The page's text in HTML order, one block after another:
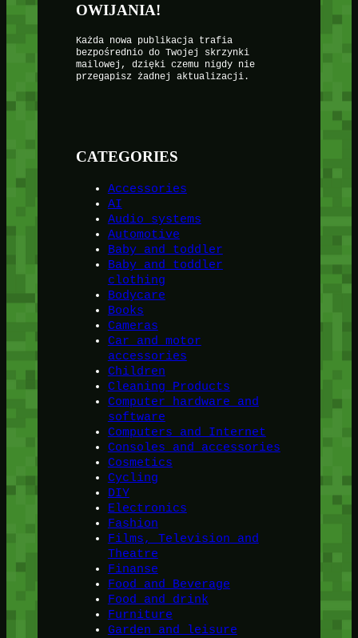
OWIJANIA!
Każda nowa publikacja trafia
bezpośrednio do Twojej skrzynki
mailowej, dzięki czemu nigdy nie
przegapisz żadnej aktualizacji.
CATEGORIES
Accessories
AI
Audio systems
Automotive
Baby and toddler
Baby and toddler
clothing
Bodycare
Books
Cameras
Car and motor
accessories
Children
Cleaning Products
Computer hardware and
software
Computers and Internet
Consoles and accessories
Cosmetics
Cycling
DIY
Electronics
Fashion
Films, Television and
Theatre
Finanse
Food and Beverage
Food and drink
Furniture
Garden and leisure